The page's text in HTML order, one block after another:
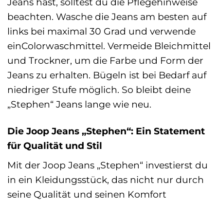
beachten. Wasche die Jeans am besten auf
links bei maximal 30 Grad und verwende
einColorwaschmittel. Vermeide Bleichmittel
und Trockner, um die Farbe und Form der
Jeans zu erhalten. Bügeln ist bei Bedarf auf
niedriger Stufe möglich. So bleibt deine
„Stephen“ Jeans lange wie neu.
Die Joop Jeans „Stephen“: Ein Statement
für Qualität und Stil
Mit der Joop Jeans „Stephen“ investierst du
in ein Kleidungsstück, das nicht nur durch
seine Qualität und seinen Komfort